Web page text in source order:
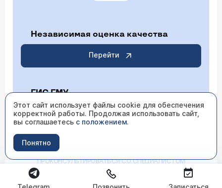
Независимая оценка качества
Перейти
ГИС ГМУ
Перейти
ИМЕЮТСЯ ПРОТИВОПОКАЗАНИЯ НЕОБХОДИМО
ПРОКОНСУЛЬТИРОВАТЬСЯ СО СПЕЦИАЛИСТОМ
Этот сайт использует файлы cookie для обеспечения
корректной работы. Продолжая использовать сайт,
вы соглашаетесь с положением.
Понятно